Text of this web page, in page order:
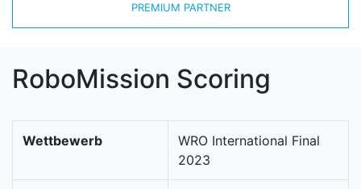
PREMIUM PARTNER
RoboMission Scoring
Wettbewerb
WRO International Final
2023